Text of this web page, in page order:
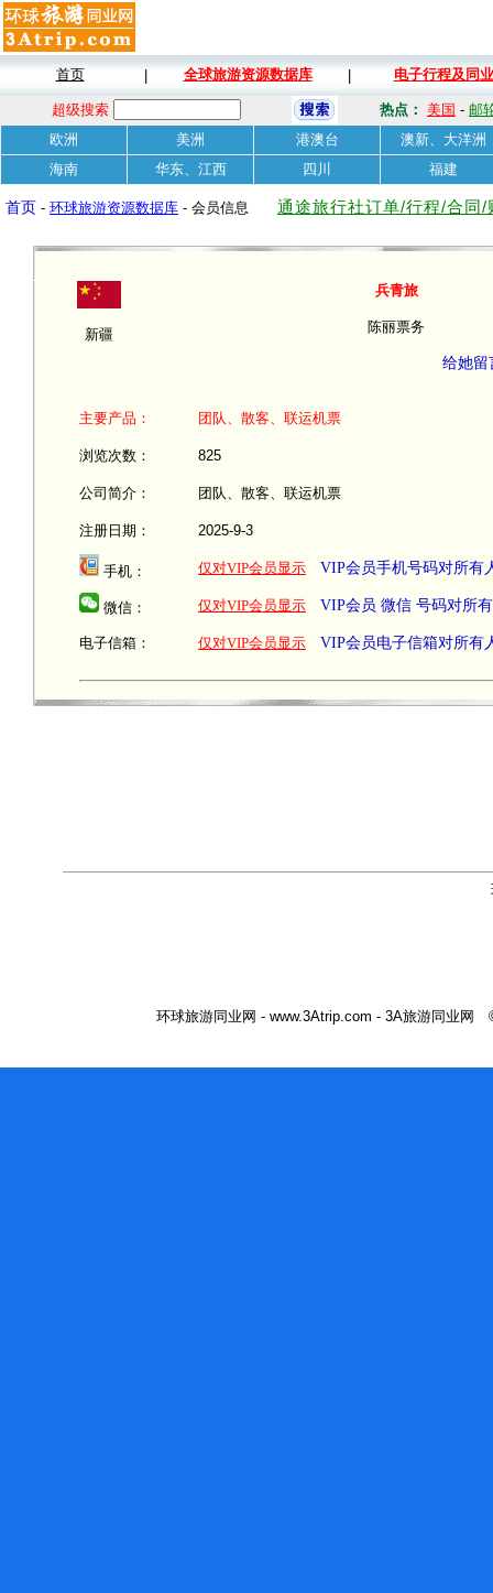
首页 全球旅游资源数据库 电子行程及同
超级搜索 热点： 美国 - 邮
欧洲
美洲 港澳台
澳新、大洋洲
海南
华东、江西 四川 福建
首页 - 环球旅游资源数据库 - 会员信息 通途旅行社订单/行程/合同/
新疆
兵青旅
陈丽票务
给她留
主要产品： 团队、散客、联运机票
浏览次数： 825
公司简介： 团队、散客、联运机票
注册日期： 2025-9-3
手机： 仅对VIP会员显示 VIP会员手机号码对所有
微信： 仅对VIP会员显示 VIP会员 微信 号码对所
电子信箱： 仅对VIP会员显示 VIP会员电子信箱对所有
环球旅游同业网 - www.3Atrip.com - 3A旅游同